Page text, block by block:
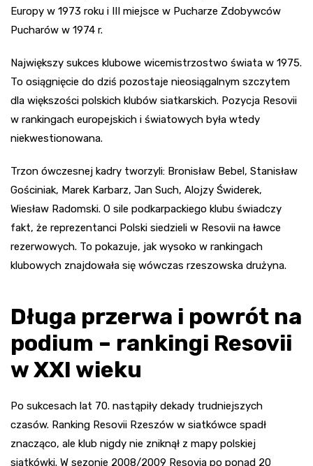
Europy w 1973 roku i III miejsce w Pucharze Zdobywców
Pucharów w 1974 r.
Największy sukces klubowe wicemistrzostwo świata w 1975.
To osiągnięcie do dziś pozostaje nieosiągalnym szczytem
dla większości polskich klubów siatkarskich. Pozycja Resovii
w rankingach europejskich i światowych była wtedy
niekwestionowana.
Trzon ówczesnej kadry tworzyli: Bronisław Bebel, Stanisław
Gościniak, Marek Karbarz, Jan Such, Alojzy Świderek,
Wiesław Radomski. O sile podkarpackiego klubu świadczy
fakt, że reprezentanci Polski siedzieli w Resovii na ławce
rezerwowych. To pokazuje, jak wysoko w rankingach
klubowych znajdowała się wówczas rzeszowska drużyna.
Długa przerwa i powrót na
podium – rankingi Resovii
w XXI wieku
Po sukcesach lat 70. nastąpiły dekady trudniejszych
czasów. Ranking Resovii Rzeszów w siatkówce spadł
znacząco, ale klub nigdy nie zniknął z mapy polskiej
siatkówki. W sezonie 2008/2009 Resovia po ponad 20